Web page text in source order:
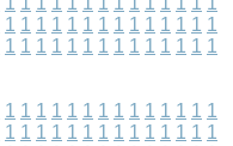
1 1 1 1 1 1 1 1 1 1 1 1 1 1
1 1 1 1 1 1 1 1 1 1 1 1 1 1
1 1 1 1 1 1 1 1 1 1 1 1 1 1
1 1 1 1 1 1 1 1 1 1 1 1 1 1